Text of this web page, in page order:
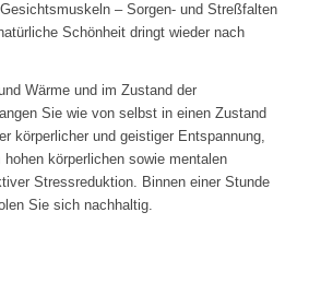
– Sorgen- und Streßfalten
Schönheit dringt wieder nach
Wärme und im Zustand der
Sie wie von selbst in einen Zustand
körperlicher und geistiger Entspannung,
körperlichen sowie mentalen
Stressreduktion. Binnen einer Stunde
Sie sich nachhaltig.